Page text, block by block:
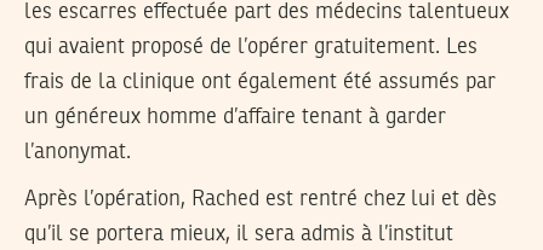
les escarres effectuée part des médecins talentueux
qui avaient proposé de l’opérer gratuitement. Les
frais de la clinique ont également été assumés par
un généreux homme d’affaire tenant à garder
l’anonymat.
Après l’opération, Rached est rentré chez lui et dès
qu’il se portera mieux, il sera admis à l’institut